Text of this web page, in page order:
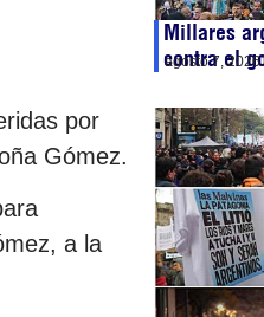
por
Gómez.
a la
Millares
contra el
agosto 7, 2026